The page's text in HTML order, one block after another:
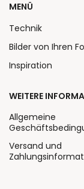
MENÜ
Technik
Bilder von Ihren
Inspiration
WEITERE
Allgemeine
Versand und